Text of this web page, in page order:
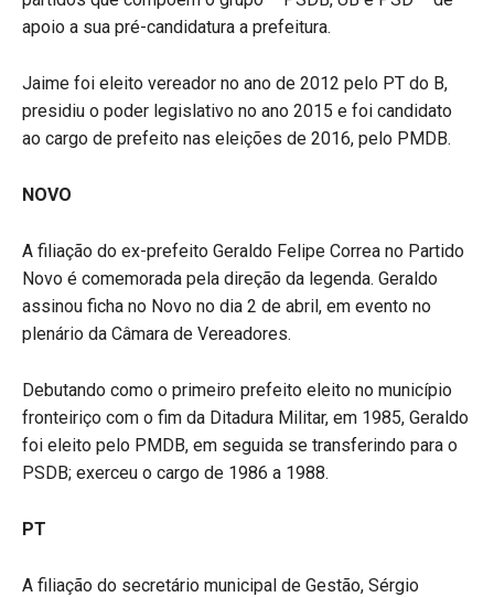
apoio a sua pré-candidatura a prefeitura.
Jaime foi eleito vereador no ano de 2012 pelo PT do B,
presidiu o poder legislativo no ano 2015 e foi candidato
ao cargo de prefeito nas eleições de 2016, pelo PMDB.
NOVO
A filiação do ex-prefeito Geraldo Felipe Correa no Partido
Novo é comemorada pela direção da legenda. Geraldo
assinou ficha no Novo no dia 2 de abril, em evento no
plenário da Câmara de Vereadores.
Debutando como o primeiro prefeito eleito no município
fronteiriço com o fim da Ditadura Militar, em 1985, Geraldo
foi eleito pelo PMDB, em seguida se transferindo para o
PSDB; exerceu o cargo de 1986 a 1988.
PT
A filiação do secretário municipal de Gestão, Sérgio